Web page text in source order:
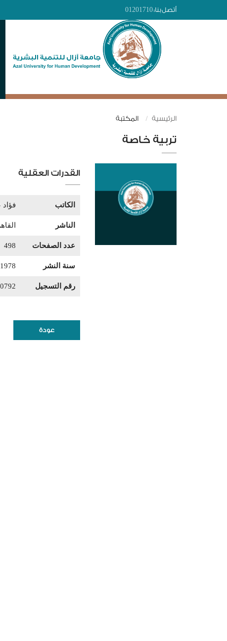
أتصل بنا:01201710
الرئيسية المكتبة
تربية خاصة
القدرات العقلية
الكاتب
الناشر
عدد الصفحات 498
سنة النشر 1978
رقم التسجيل
عودة